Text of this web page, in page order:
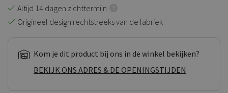
Altijd 14 dagen zichttermijn
Origineel design rechtstreeks van de fabriek
Kom je dit product bij ons in de winkel bekijken?
BEKIJK ONS ADRES & DE OPENINGSTIJDEN